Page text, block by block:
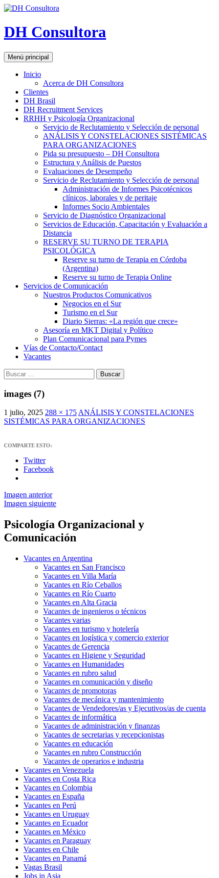
DH Consultora
Buscar
Menú principal
Saltar
al
Inicio
Acerca de DH Consultora
Clientes
DH Brasil
DH Recruitment Services
RRHH y Psicología Organizacional
Servicio de Reclutamiento y Selección de personal
ANÁLISIS Y CONSTELACIONES SISTÉMICAS
PARA ORGANIZACIONES
Pida su presupuesto – DH Consultora
Estructura y Análisis de Puestos
Evaluaciones de Desempeño
Servicio de Reclutamiento y Selección de personal
Administración de Informes Psicotécnicos
clínicos, laborales y de peritaje
Informes Socio Ambientales
Servicio de Diagnóstico Organizacional
Servicios de Educación, Capacitación y Evaluación a
Distancia
RESERVE SU TURNO DE TERAPIA
PSICOLÓGICA
Reserve su turno de Terapia en Córdoba
(Argentina)
Reserve su turno de Terapia Online
Servicios de Comunicación
Nuestros Productos Comunicativos
Negocios en el Sur
Turismo en el Sur
Diario Sierras: «La región que crece»
Asesoría en MKT Digital y Político
Plan Comunicacional para Pymes
Vías de Contacto/Contact
Vacantes
Buscar:
images (7)
1 julio, 2025 288 × 175 ANÁLISIS Y CONSTELACIONES
SISTÉMICAS PARA ORGANIZACIONES
COMPARTE ESTO:
Twitter
Facebook
Imagen anterior
Imagen siguiente
Psicología Organizacional y
Comunicación
Vacantes en Argentina
Vacantes en San Francisco
Vacantes en Villa María
Vacantes en Río Ceballos
Vacantes en Río Cuarto
Vacantes en Alta Gracia
Vacantes de ingenieros o técnicos
Vacantes varias
Vacantes en turismo y hotelería
Vacantes en logística y comercio exterior
Vacantes de Gerencia
Vacantes en Higiene y Seguridad
Vacantes en Humanidades
Vacantes en rubro salud
Vacantes en comunicación y diseño
Vacantes de promotoras
Vacantes de mecánica y mantenimiento
Vacantes de Vendedores/as y Ejecutivos/as de cuenta
Vacantes de informática
Vacantes de administración y finanzas
Vacantes de secretarias y recepcionistas
Vacantes en educación
Vacantes en rubro Construcción
Vacantes de operarios e industria
Vacantes en Venezuela
Vacantes en Costa Rica
Vacantes en Colombia
Vacantes en España
Vacantes en Perú
Vacantes en Uruguay
Vacantes en Ecuador
Vacantes en México
Vacantes en Paraguay
Vacantes en Chile
Vacantes en Panamá
Vagas Brasil
Jobs in Asia